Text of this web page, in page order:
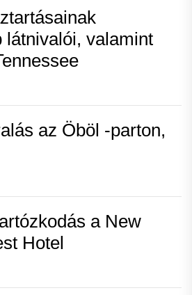
látnivalói, valamint
az Öböl -parton,
a New
Hotel